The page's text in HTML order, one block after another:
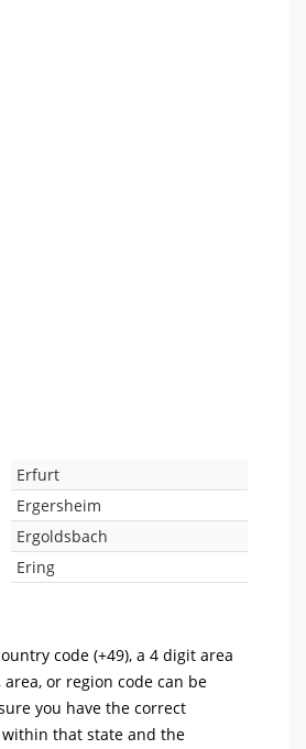
Erfurt
Ergersheim
Ergoldsbach
Ering
code (+49), a 4 digit area
or region code can be
you have the correct
that state and the